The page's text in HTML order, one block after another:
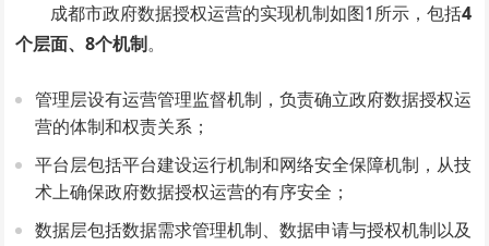
成都市政府数据授权运营的实现机制如图1所示，包括4
个层面、8个机制。
管理层设有运营管理监督机制，负责确立政府数据授权运
营的体制和权责关系；
平台层包括平台建设运行机制和网络安全保障机制，从技
术上确保政府数据授权运营的有序安全；
数据层包括数据需求管理机制、数据申请与授权机制以及